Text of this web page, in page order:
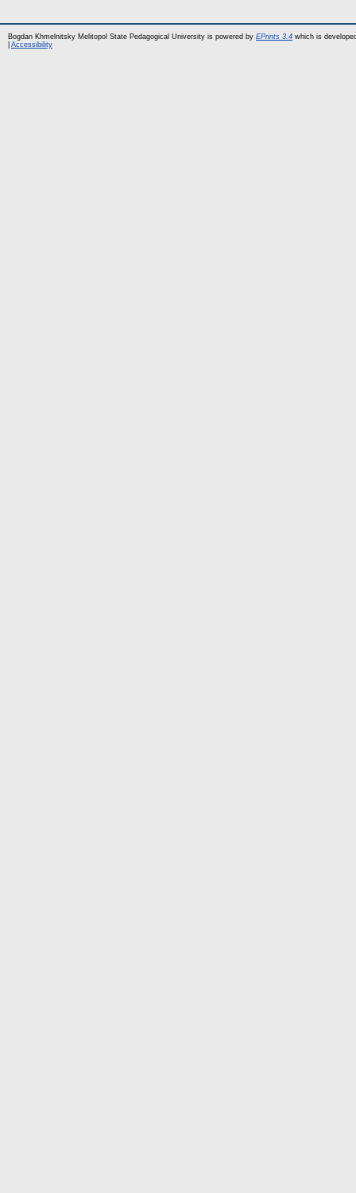
Bogdan Khmelnitsky Melitopol State Pedagogical University is powered by EPrints 3.4 which is
Accessibility